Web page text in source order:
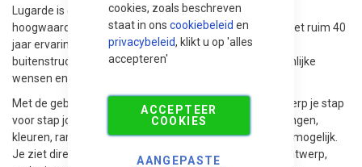
cookies, zoals beschreven
staat in ons cookiebeleid en
privacybeleid, klikt u op 'alles
accepteren'
ACCEPTEER
COOKIES
AANGEPASTE
Lugarde is een toonaangevende naam als het gaat om
hoogwaardige houten tuinhuizen en buitenverblijven. Met ruim 40
jaar ervaring is Lugarde dé specialist in maatwerk
buitenstructuren die perfect aansluiten bij jouw persoonlijke
wensen en stijl.
Met de gebruiksvriendelijke Lugarde Configurator ontwerp je stap
voor stap jouw ideale buitenverblijf. Kies zelf de afmetingen,
kleuren, ramen, deuren, dakvorm en afwerking. Alles is mogelijk.
Je ziet direct een realistische 3D-weergave van jouw ontwerp,